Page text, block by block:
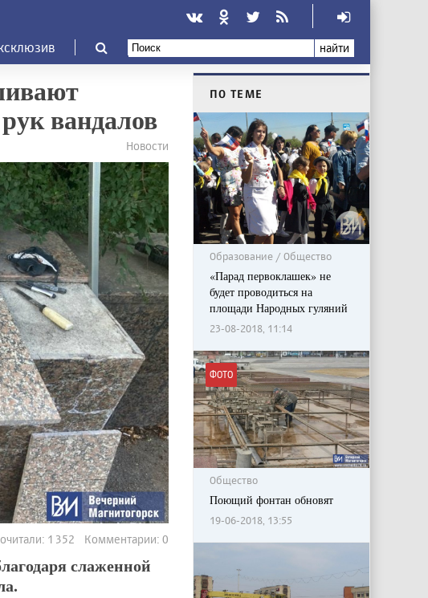
найти
вандалов
Новости
1 352 Комментарии: 0
слаженной
ПО ТЕМЕ
Образование / Общество
«Парад первоклашек» не
будет проводиться на
площади Народных гуляний
23-08-2018, 11:14
ФОТО
Общество
Поющий фонтан обновят
19-06-2018, 13:55